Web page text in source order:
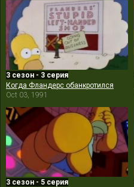
3 сезон - 3 серия
Когда Фландерс обанкротился
Oct 03, 1991
3 сезон - 5 серия